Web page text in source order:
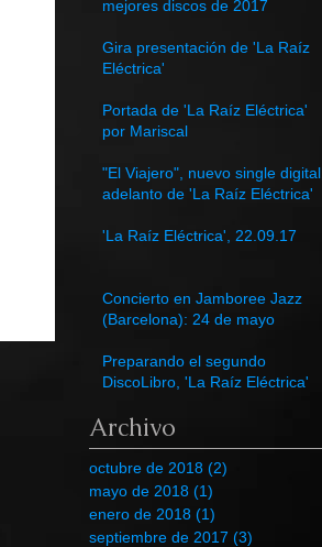
mejores discos de 2017
Gira presentación de 'La Raíz
Eléctrica'
Portada de 'La Raíz Eléctrica'
por Mariscal
"El Viajero", nuevo single digital,
adelanto de 'La Raíz Eléctrica'
'La Raíz Eléctrica', 22.09.17
Concierto en Jamboree Jazz
(Barcelona): 24 de mayo
Preparando el segundo
DiscoLibro, 'La Raíz Eléctrica'
Archivo
octubre de 2018 (2)
mayo de 2018 (1)
enero de 2018 (1)
septiembre de 2017 (3)